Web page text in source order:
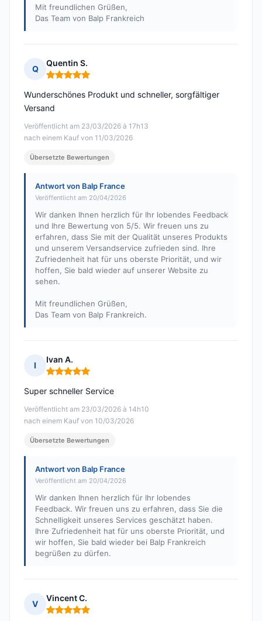
Mit freundlichen Grüßen,
Das Team von Balp Frankreich
Q
Quentin S.
Hinweis: 5 von 5
Veröffentlicht am 23/03/2026 à 17h13
nach einem Kauf von 11/03/2026
Wunderschönes Produkt und schneller, sorgfältiger
Versand
Übersetzte Bewertungen
Antwort von Balp France
Veröffentlicht am 20/04/2026
Wir danken Ihnen herzlich für Ihr lobendes Feedback
und Ihre Bewertung von 5/5. Wir freuen uns zu
erfahren, dass Sie mit der Qualität unseres Produkts
und unserem Versandservice zufrieden sind. Ihre
Zufriedenheit hat für uns oberste Priorität, und wir
hoffen, Sie bald wieder auf unserer Website zu
sehen.
Mit freundlichen Grüßen,
Das Team von Balp Frankreich.
I
Ivan A.
Hinweis: 5 von 5
Veröffentlicht am 23/03/2026 à 14h10
nach einem Kauf von 10/03/2026
Super schneller Service
Übersetzte Bewertungen
Antwort von Balp France
Veröffentlicht am 20/04/2026
Wir danken Ihnen herzlich für Ihr lobendes
Feedback. Wir freuen uns zu erfahren, dass Sie die
Schnelligkeit unseres Services geschätzt haben.
Ihre Zufriedenheit hat für uns oberste Priorität, und
wir hoffen, Sie bald wieder bei Balp Frankreich
begrüßen zu dürfen.
V
Vincent C.
Hinweis: 5 von 5